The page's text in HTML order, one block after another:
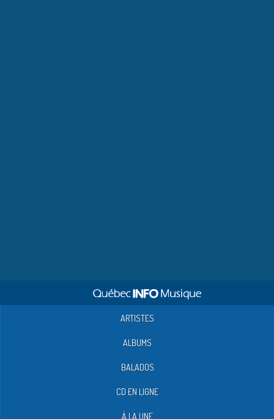
ARTISTES
ALBUMS
BALADOS
CD EN LIGNE
À LA UNE